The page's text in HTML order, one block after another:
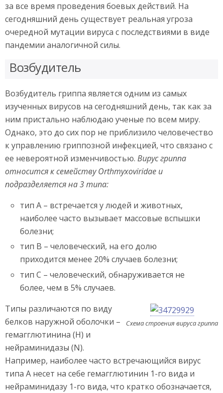
за все время проведения боевых действий. На
сегодняшний день существует реальная угроза
очередной мутации вируса с последствиями в виде
пандемии аналогичной силы.
Возбудитель
Возбудитель гриппа является одним из самых
изученных вирусов на сегодняшний день, так как за
ним пристально наблюдаю ученые по всем миру.
Однако, это до сих пор не приблизило человечество
к управлению гриппозной инфекцией, что связано с
ее невероятной изменчивостью. Вирус гриппа
относится к семейству Orthmyxoviridae и
подразделяется на 3 типа:
тип А – встречается у людей и животных,
наиболее часто вызывает массовые вспышки
болезни;
тип В – человеческий, на его долю
приходится менее 20% случаев болезни;
тип С – человеческий, обнаруживается не
более, чем в 5% случаев.
Схема строения вируса гриппа
Типы различаются по виду
белков наружной оболочки –
гемагглютинина (H) и
нейраминидазы (N).
Например, наиболее часто встречающийся вирус
типа А несет на себе гемагглютинин 1-го вида и
нейраминидазу 1-го вида, что кратко обозначается,